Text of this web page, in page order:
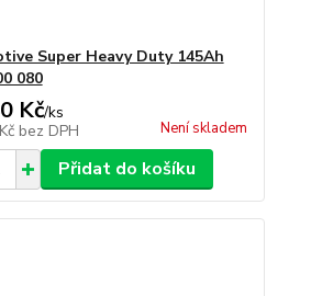
Super Heavy Duty 145Ah
080
Kč/ks
bez DPH Není skladem
Přidat do košíku